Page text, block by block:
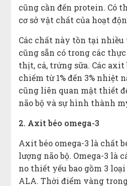
cũng cần đến protein. Có
cơ sở vật chất của hoạt
Các chất này tồn tại nhiều
cũng sẵn có trong các
thịt, cá, trứng sữa. Các
chiếm từ 1% đến 3% nhiệt
cũng liên quan mật thiết
não bộ và sự hình thành
2. Axit béo omega-3
Axit béo omega-3 là chất
lượng não bộ. Omega-3 là
no thiết yếu bao gồm 3
ALA. Thời điểm vàng